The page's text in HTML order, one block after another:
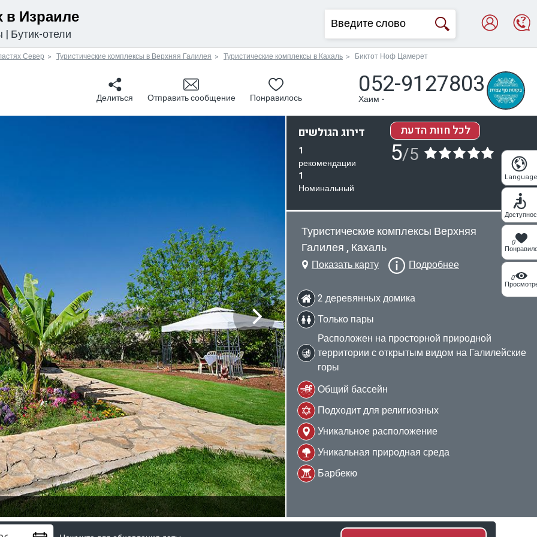
Израиле
| Бутик-отели
Language
0
0
Север Туристические комплексы в Верхняя Галилея Туристические комплексы в Кахаль Биктот Ноф Цамерет
Делиться Отправить сообщение Понравилось 052-9127803
Хаим -
דירוג הגולשים
1
рекомендации
1
Номинальный
לכל חוות הדעת
5/5
Туристические комплексы Верхняя
Галилея , Кахаль
Показать карту Подробнее
2 деревянных домика
Только пары
Расположен на просторной природной
территории с открытым видом на Галилейские
горы
Общий бассейн
Подходит для религиозных
Уникальное расположение
Уникальная природная среда
Барбекю